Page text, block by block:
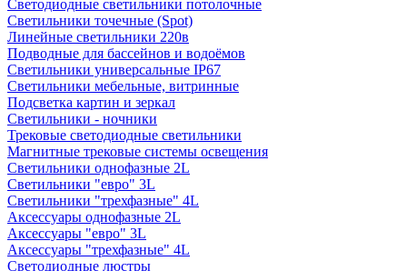
Светодиодные светильники потолочные
Светильники точечные (Spot)
Линейные светильники 220в
Подводные для бассейнов и водоёмов
Светильники универсальные IP67
Светильники мебельные, витринные
Подсветка картин и зеркал
Светильники - ночники
Трековые светодиодные светильники
Магнитные трековые системы освещения
Светильники однофазные 2L
Светильники "евро" 3L
Светильники "трехфазные" 4L
Аксессуары однофазные 2L
Аксессуары "евро" 3L
Аксессуары "трехфазные" 4L
Светодиодные люстры